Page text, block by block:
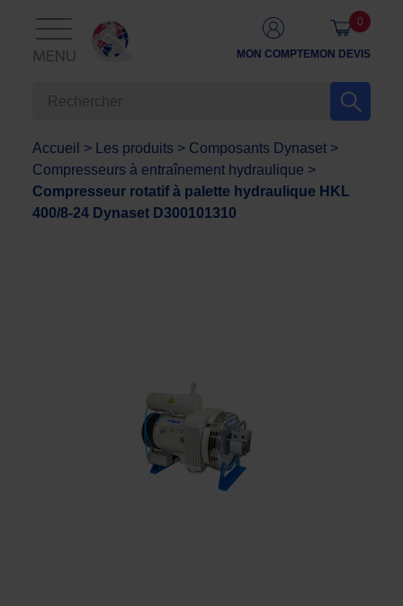
MENU MON COMPTEMON DEVIS
0
Accueil > Les produits > Composants Dynaset >
Compresseurs à entraînement hydraulique >
Compresseur rotatif à palette hydraulique HKL
400/8-24 Dynaset D300101310